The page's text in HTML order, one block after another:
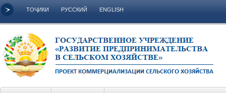
ТОҶИКИ РУССКИЙ ENGLISH